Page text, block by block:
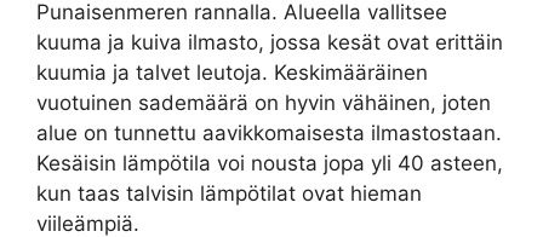
Punaisenmeren rannalla. Alueella vallitsee
kuuma ja kuiva ilmasto, jossa kesät ovat erittäin
kuumia ja talvet leutoja. Keskimääräinen
vuotuinen sademäärä on hyvin vähäinen, joten
alue on tunnettu aavikkomaisesta ilmastostaan.
Kesäisin lämpötila voi nousta jopa yli 40 asteen,
kun taas talvisin lämpötilat ovat hieman
viileämpiä.